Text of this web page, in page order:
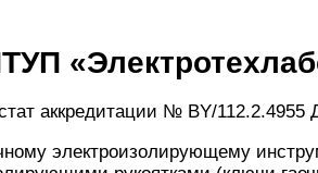
аккредитации № BY/112.2.4955
электроизолирующему